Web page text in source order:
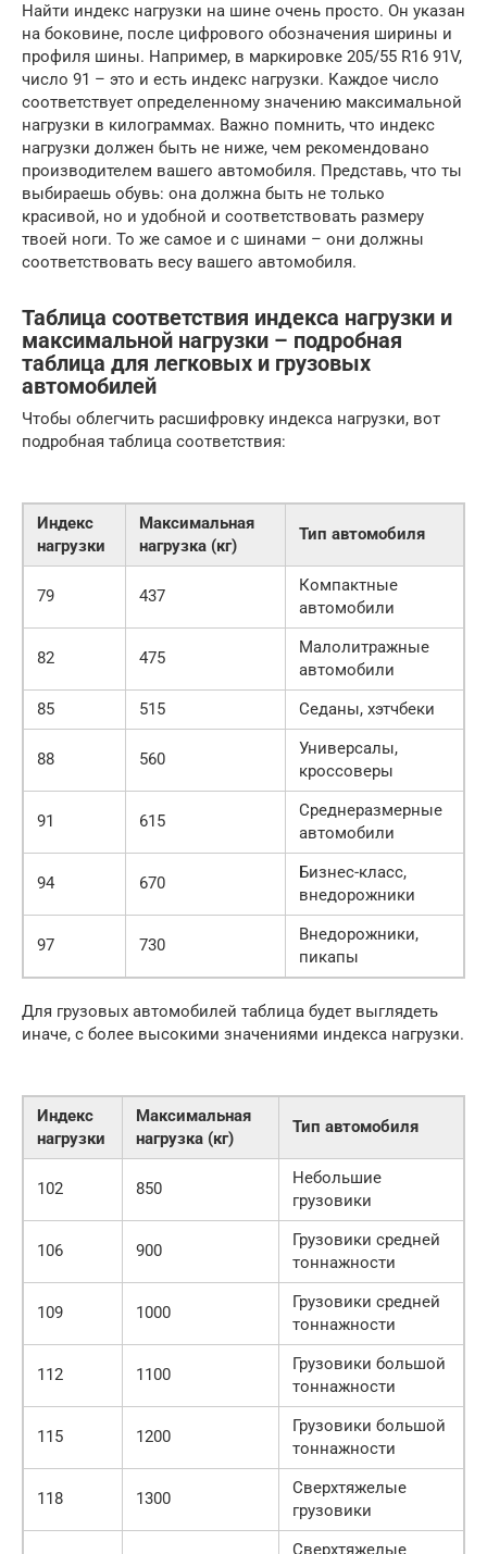
Найти индекс нагрузки на шине очень просто. Он указан
на боковине, после цифрового обозначения ширины и
профиля шины. Например, в маркировке 205/55 R16 91V,
число 91 – это и есть индекс нагрузки. Каждое число
соответствует определенному значению максимальной
нагрузки в килограммах. Важно помнить, что индекс
нагрузки должен быть не ниже, чем рекомендовано
производителем вашего автомобиля. Представь, что ты
выбираешь обувь: она должна быть не только
красивой, но и удобной и соответствовать размеру
твоей ноги. То же самое и с шинами – они должны
соответствовать весу вашего автомобиля.
Таблица соответствия индекса нагрузки и
максимальной нагрузки – подробная
таблица для легковых и грузовых
автомобилей
Чтобы облегчить расшифровку индекса нагрузки, вот
подробная таблица соответствия:
Индекс
нагрузки
Максимальная
нагрузка (кг)
Тип автомобиля
79 437
Компактные
автомобили
82 475
Малолитражные
автомобили
85
515 Седаны, хэтчбеки
88 560
Универсалы,
кроссоверы
91 615
Среднеразмерные
автомобили
94 670
Бизнес-класс,
внедорожники
97 730
Внедорожники,
пикапы
Для грузовых автомобилей таблица будет выглядеть
иначе, с более высокими значениями индекса нагрузки.
Индекс
нагрузки
Максимальная
нагрузка (кг)
Тип автомобиля
102 850
Небольшие
грузовики
106 900
Грузовики средней
тоннажности
109 1000
Грузовики средней
тоннажности
112 1100
Грузовики большой
тоннажности
115 1200
Грузовики большой
тоннажности
118 1300
Сверхтяжелые
грузовики
Сверхтяжелые